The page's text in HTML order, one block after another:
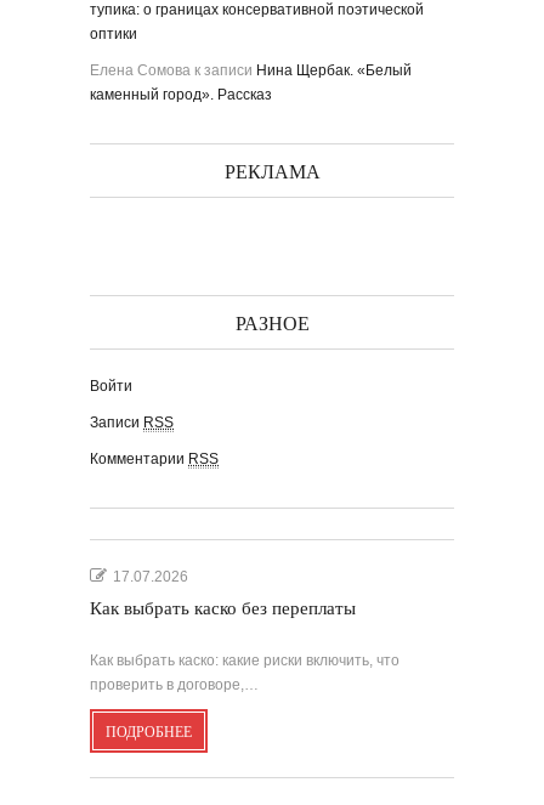
тупика: о границах консервативной поэтической
оптики
Елена Сомова к записи Нина Щербак. «Белый
каменный город». Рассказ
РЕКЛАМА
РАЗНОЕ
Войти
Записи RSS
Комментарии RSS
17.07.2026
Как выбрать каско без переплаты
Как выбрать каско: какие риски включить, что
проверить в договоре,…
ПОДРОБНЕЕ